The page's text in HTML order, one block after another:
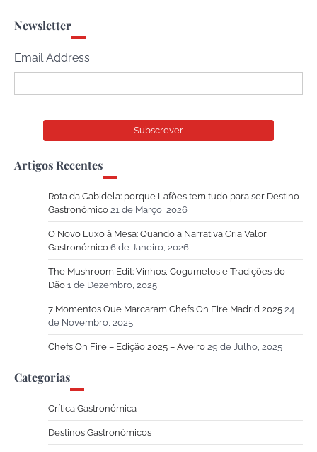
Newsletter
Email Address
Artigos Recentes
Rota da Cabidela: porque Lafões tem tudo para ser Destino
Gastronómico 21 de Março, 2026
O Novo Luxo à Mesa: Quando a Narrativa Cria Valor
Gastronómico 6 de Janeiro, 2026
The Mushroom Edit: Vinhos, Cogumelos e Tradições do
Dão 1 de Dezembro, 2025
7 Momentos Que Marcaram Chefs On Fire Madrid 2025 24
de Novembro, 2025
Chefs On Fire – Edição 2025 – Aveiro 29 de Julho, 2025
Categorias
Crítica Gastronómica
Destinos Gastronómicos